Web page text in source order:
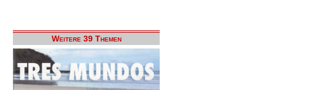
Weitere 39 Themen